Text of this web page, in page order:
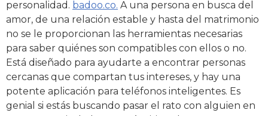
personalidad. badoo.co. A una persona en busca del
amor, de una relación estable y hasta del matrimonio
no se le proporcionan las herramientas necesarias
para saber quiénes son compatibles con ellos o no.
Está diseñado para ayudarte a encontrar personas
cercanas que compartan tus intereses, y hay una
potente aplicación para teléfonos inteligentes. Es
genial si estás buscando pasar el rato con alguien en